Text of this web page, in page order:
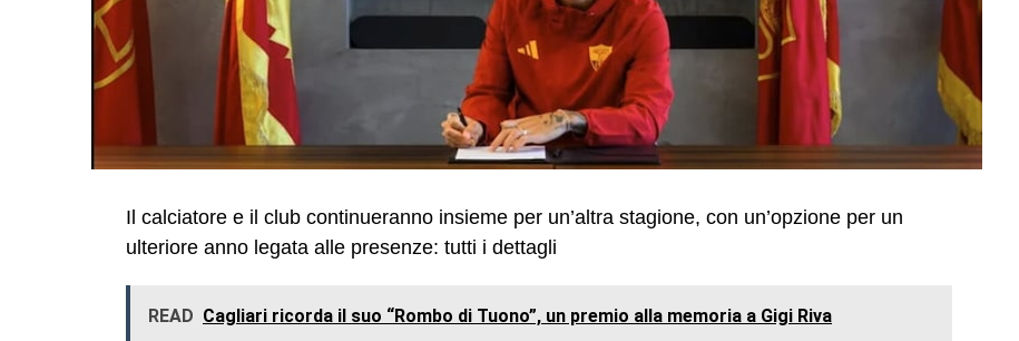
Il calciatore e il club continueranno insieme per un’altra stagione, con un’opzione per un
ulteriore anno legata alle presenze: tutti i dettagli
READ Cagliari ricorda il suo “Rombo di Tuono”, un premio alla memoria a Gigi Riva